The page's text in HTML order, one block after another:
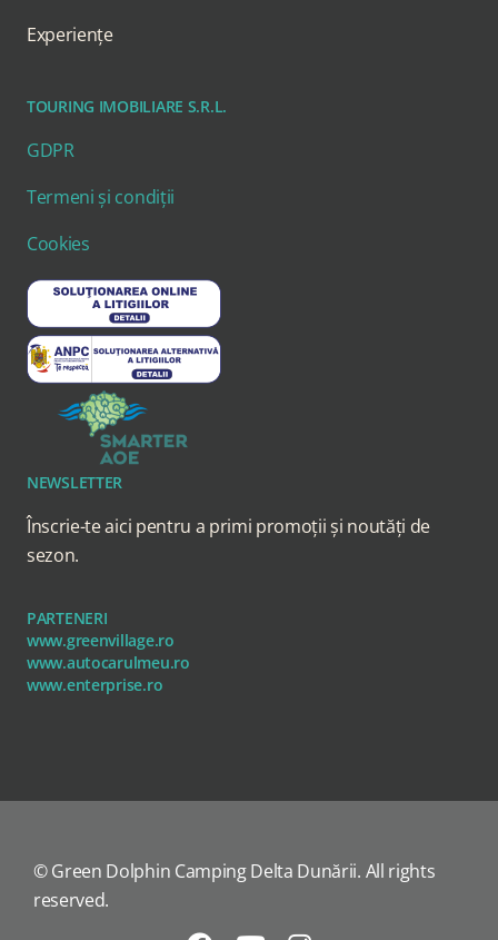
Experiențe
TOURING IMOBILIARE S.R.L.
GDPR
Termeni și condiții
Cookies
NEWSLETTER
Înscrie-te aici pentru a primi promoții și noutăți de
sezon.
PARTENERI
www.greenvillage.ro
www.autocarulmeu.ro
www.enterprise.ro
© Green Dolphin Camping Delta Dunării. All rights
reserved.